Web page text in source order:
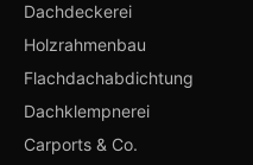
Dachdeckerei
Holzrahmenbau
Flachdachabdichtung
Dachklempnerei
Carports & Co.